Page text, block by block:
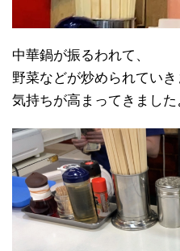
中華鍋が振るわれて、
野菜などが炒められていき
気持ちが高まってきました